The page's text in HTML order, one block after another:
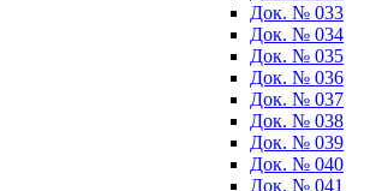
Док. № 033
Док. № 034
Док. № 035
Док. № 036
Док. № 037
Док. № 038
Док. № 039
Док. № 040
Док. № 041